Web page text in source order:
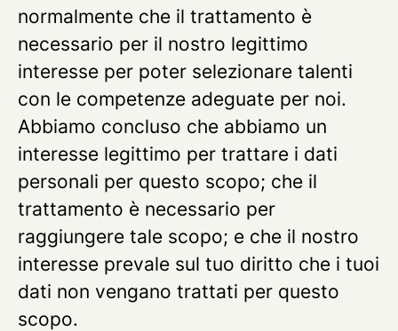
normalmente che il trattamento è
necessario per il nostro legittimo
interesse per poter selezionare talenti
con le competenze adeguate per noi.
Abbiamo concluso che abbiamo un
interesse legittimo per trattare i dati
personali per questo scopo; che il
trattamento è necessario per
raggiungere tale scopo; e che il nostro
interesse prevale sul tuo diritto che i tuoi
dati non vengano trattati per questo
scopo.